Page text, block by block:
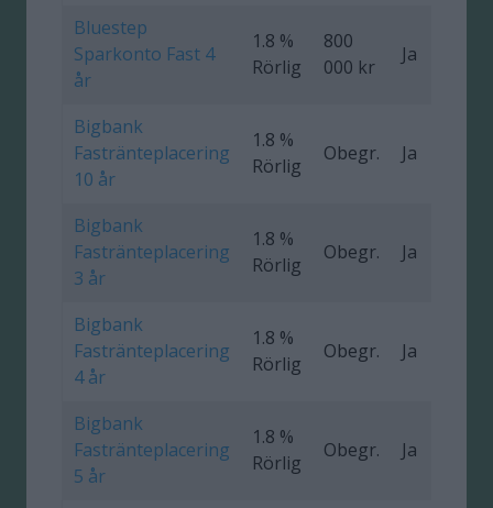
Bluestep
Sparkonto Fast 4
år
1.8 %
Rörlig
800
000 kr
Ja
Bigbank
Fastränteplacering
10 år
1.8 %
Rörlig
Obegr. Ja
Bigbank
Fastränteplacering
3 år
1.8 %
Rörlig
Obegr. Ja
Bigbank
Fastränteplacering
4 år
1.8 %
Rörlig
Obegr. Ja
Bigbank
Fastränteplacering
5 år
1.8 %
Rörlig
Obegr. Ja